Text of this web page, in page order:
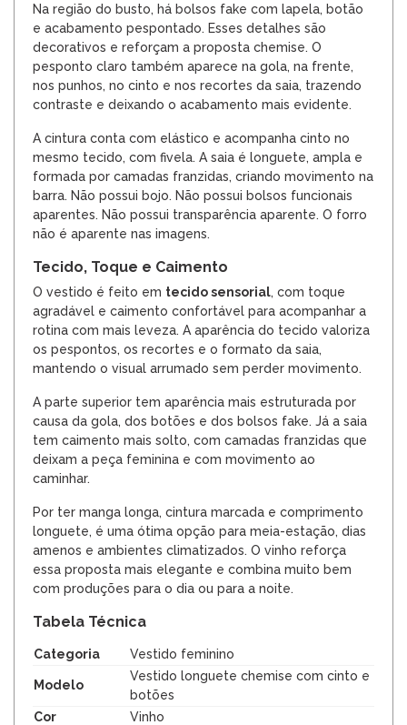
Na região do busto, há bolsos fake com lapela, botão
e acabamento pespontado. Esses detalhes são
decorativos e reforçam a proposta chemise. O
pesponto claro também aparece na gola, na frente,
nos punhos, no cinto e nos recortes da saia, trazendo
contraste e deixando o acabamento mais evidente.
A cintura conta com elástico e acompanha cinto no
mesmo tecido, com fivela. A saia é longuete, ampla e
formada por camadas franzidas, criando movimento na
barra. Não possui bojo. Não possui bolsos funcionais
aparentes. Não possui transparência aparente. O forro
não é aparente nas imagens.
Tecido, Toque e Caimento
O vestido é feito em tecido sensorial, com toque
agradável e caimento confortável para acompanhar a
rotina com mais leveza. A aparência do tecido valoriza
os pespontos, os recortes e o formato da saia,
mantendo o visual arrumado sem perder movimento.
A parte superior tem aparência mais estruturada por
causa da gola, dos botões e dos bolsos fake. Já a saia
tem caimento mais solto, com camadas franzidas que
deixam a peça feminina e com movimento ao
caminhar.
Por ter manga longa, cintura marcada e comprimento
longuete, é uma ótima opção para meia-estação, dias
amenos e ambientes climatizados. O vinho reforça
essa proposta mais elegante e combina muito bem
com produções para o dia ou para a noite.
Tabela Técnica
Categoria Vestido feminino
Modelo
Vestido longuete chemise com cinto e
botões
Cor
Vinho